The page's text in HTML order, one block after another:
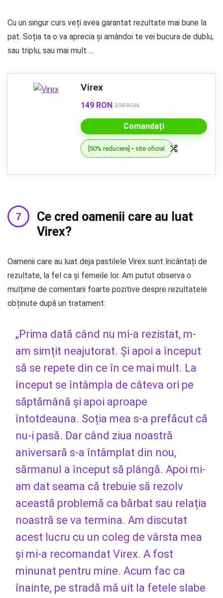
Cu un singur curs veți avea garantat rezultate mai bune la
pat. Soția ta o va aprecia și amândoi te vei bucura de dublu,
sau triplu, sau mai mult …
Virex
149 RON 298 RON
Comandați
[50% reducere] • site oficial
Ce cred oamenii care au luat
Virex?
Oamenii care au luat deja pastilele Virex sunt încântați de
rezultate, la fel ca și femeile lor. Am putut observa o
mulțime de comentarii foarte pozitive despre rezultatele
obținute după un tratament:
„Prima dată când nu mi-a rezistat, m-
am simțit neajutorat. Și apoi a început
să se repete din ce în ce mai mult. La
început se întâmpla de câteva ori pe
săptămână și apoi aproape
întotdeauna. Soția mea s-a prefăcut că
nu-i pasă. Dar când ziua noastră
aniversară s-a întâmplat din nou,
sărmanul a început să plângă. Apoi mi-
am dat seama că trebuie să rezolv
această problemă ca bărbat sau relația
noastră se va termina. Am discutat
acest lucru cu un coleg de vârsta mea
și mi-a recomandat Virex. A fost
minunat pentru mine. Acum fac ca
înainte, pe stradă mă uit la fetele slabe